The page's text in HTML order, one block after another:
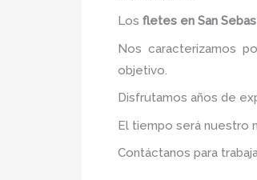
Los fletes en San
Nos caracterizamos
objetivo.
Disfrutamos años de
El tiempo será nuestro
Contáctanos para